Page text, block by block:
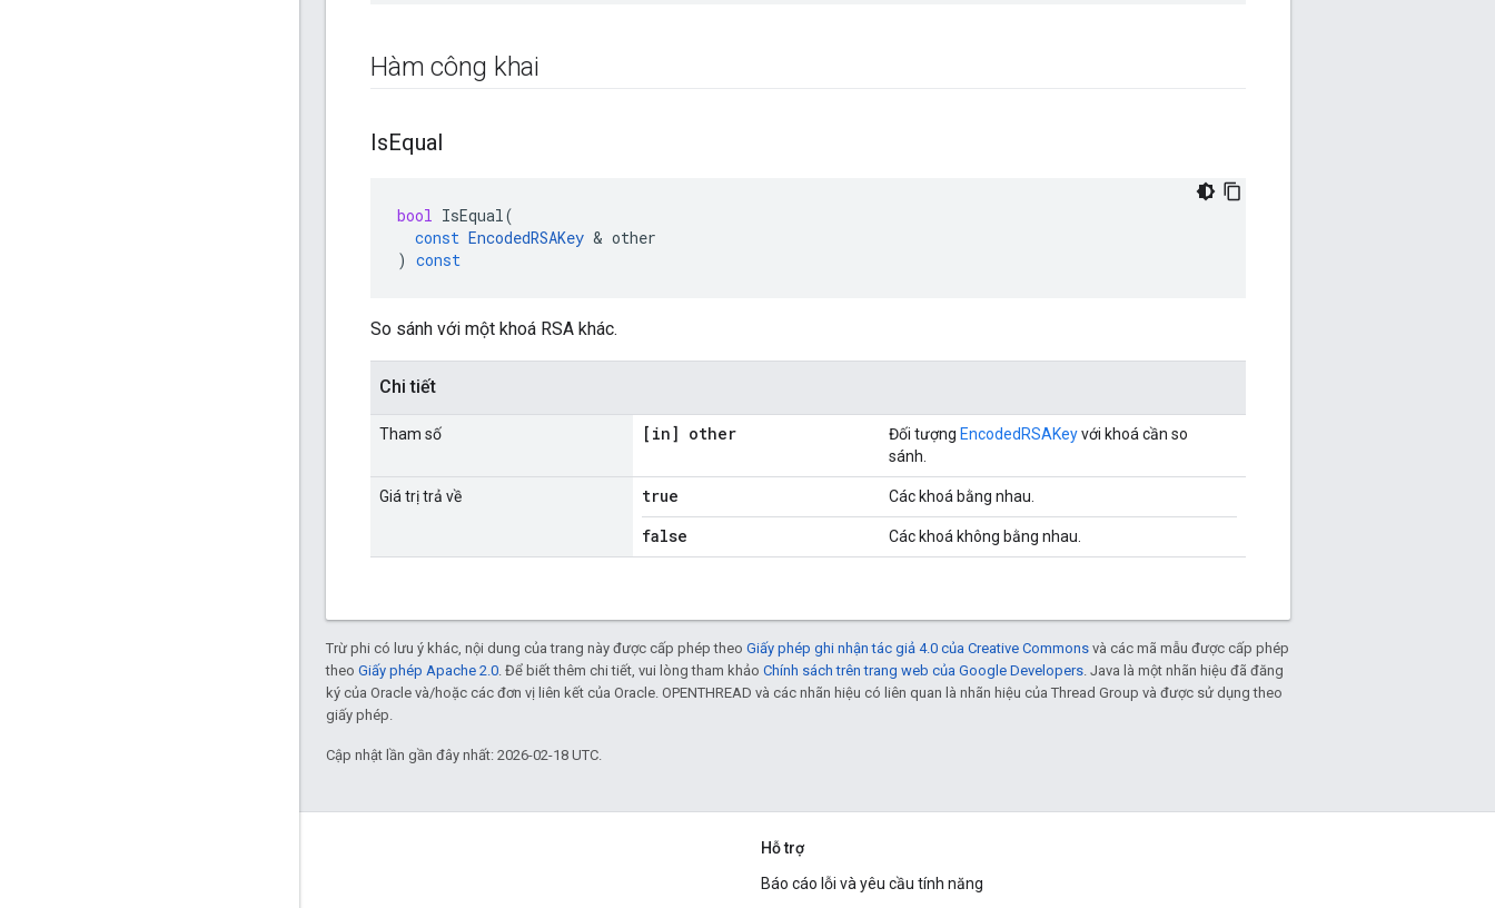
Hàm công khai
IsEqual
bool IsEqual(
const EncodedRSAKey & other
) const
So sánh với một khoá RSA khác.
Chi tiết
Tham số [in] other Đối tượng EncodedRSAKeyvới khoá cần so
sánh.
Giá trị trả về true Các khoá bằng nhau.
false Các khoá không bằng nhau.
Trừ phi có lưu ý khác, nội dung của trang này được cấp phép theo Giấy phép ghi nhận tác giả 4.0 của Creative Commons và các mã mẫu được cấp phép
theo Giấy phép Apache 2.0. Để biết thêm chi tiết, vui lòng tham khảo Chính sách trên trang web của Google Developers. Java là một nhãn hiệu đã đăng
ký của Oracle và/hoặc các đơn vị liên kết của Oracle. OPENTHREAD và các nhãn hiệu có liên quan là nhãn hiệu của Thread Group và được sử dụng theo
giấy phép.
Cập nhật lần gần đây nhất: 2026-02-18 UTC.
Hỗ trợ
Báo cáo lỗi và yêu cầu tính năng